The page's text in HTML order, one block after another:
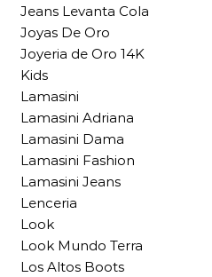
Jeans Levanta Cola
Joyas De Oro
Joyeria de Oro 14K
Kids
Lamasini
Lamasini Adriana
Lamasini Dama
Lamasini Fashion
Lamasini Jeans
Lenceria
Look
Look Mundo Terra
Los Altos Boots